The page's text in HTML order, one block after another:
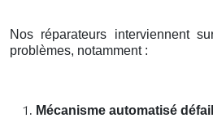
Nos réparateurs interviennent
problèmes, notamment :
Mécanisme automatisé